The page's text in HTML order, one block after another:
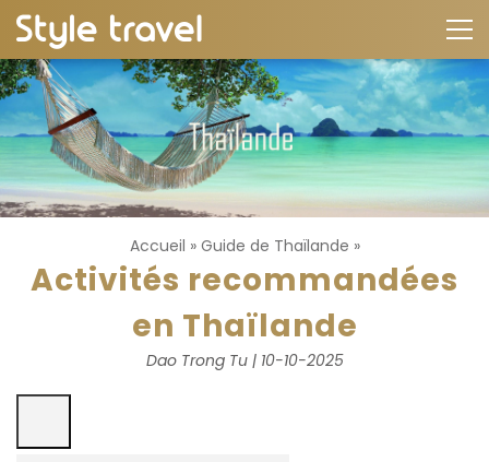
Accueil » Guide de Thaïlande »
Activités recommandées
en Thaïlande
Dao Trong Tu | 10-10-2025